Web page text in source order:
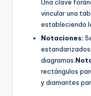
Una clave
vincular una
estableciendo
Notaciones:
diagramas.
rectángulos
y diamantes